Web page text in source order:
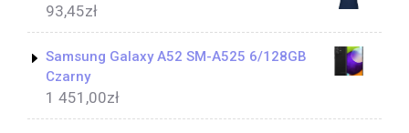
93,45zł
Samsung Galaxy A52 SM-A525 6/128GB
Czarny
1 451,00zł